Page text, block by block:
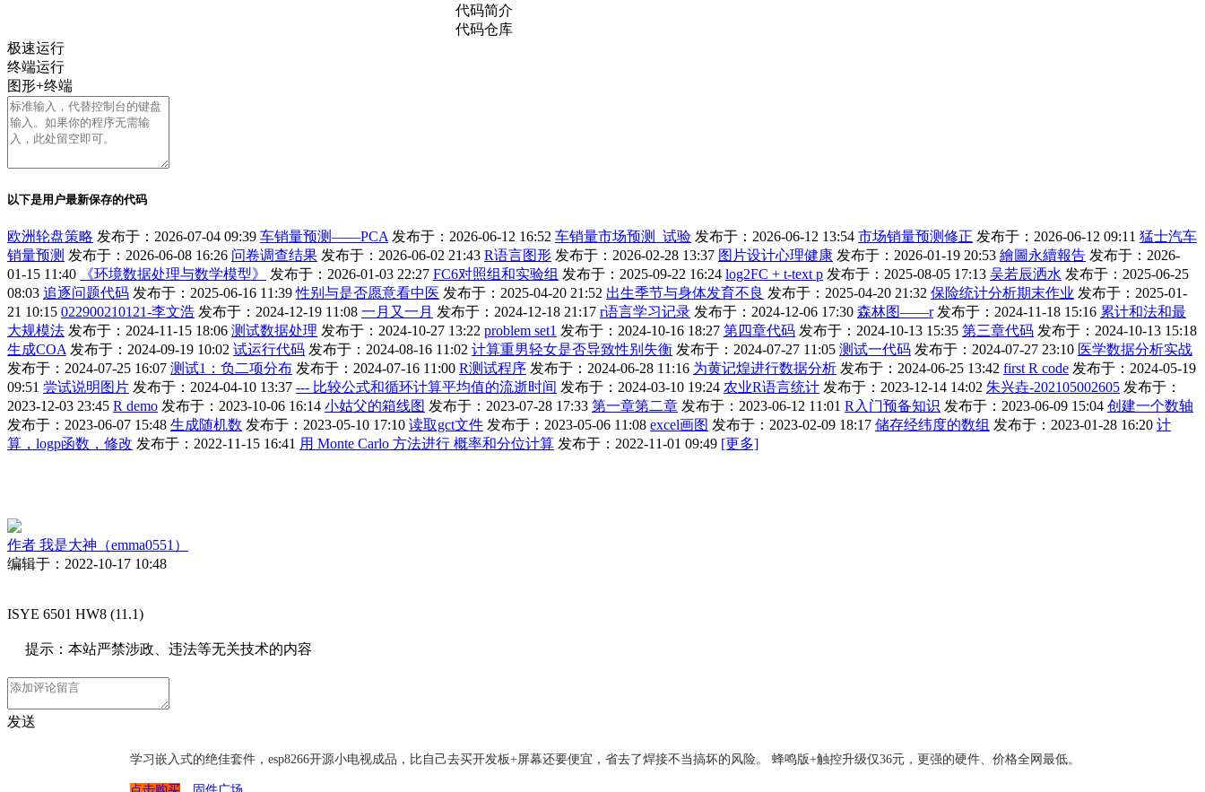
代码简介
代码仓库
极速运行
终端运行
图形+终端
以下是用户最新保存的代码
欧洲轮盘策略 发布于：2026-07-04 09:39 车销量预测——PCA 发布于：2026-06-12 16:52 车销量市场预测_试验 发布于：2026-06-12 13:54 市场销量预测修正 发布于：2026-06-12 09:11 猛士汽车
销量预测 发布于：2026-06-08 16:26 问卷调查结果 发布于：2026-06-02 21:43 R语言图形 发布于：2026-02-28 13:37 图片设计心理健康 发布于：2026-01-19 20:53 繪圖永續報告 发布于：2026-
01-15 11:40
《环境数据处理与数学模型》 发布于：2026-01-03 22:27 FC6对照组和实验组 发布于：2025-09-22 16:24 log2FC + t-text p 发布于：2025-08-05 17:13 吴若辰洒水 发布于：2025-06-25
08:03 追逐问题代码 发布于：2025-06-16 11:39 性别与是否愿意看中医 发布于：2025-04-20 21:52 出生季节与身体发育不良 发布于：2025-04-20 21:32 保险统计分析期末作业 发布于：2025-01-
21 10:15 022900210121-李文浩 发布于：2024-12-19 11:08 一月又一月 发布于：2024-12-18 21:17 r语言学习记录 发布于：2024-12-06 17:30 森林图——r 发布于：2024-11-18 15:16 累计和法和最
大规模法 发布于：2024-11-15 18:06 测试数据处理 发布于：2024-10-27 13:22 problem set1 发布于：2024-10-16 18:27 第四章代码 发布于：2024-10-13 15:35 第三章代码 发布于：2024-10-13 15:18
生成COA 发布于：2024-09-19 10:02 试运行代码 发布于：2024-08-16 11:02 计算重男轻女是否导致性别失衡 发布于：2024-07-27 11:05 测试一代码 发布于：2024-07-27 23:10 医学数据分析实战
发布于：2024-07-25 16:07 测试1：负二项分布 发布于：2024-07-16 11:00 R测试程序 发布于：2024-06-28 11:16 为黄记煌进行数据分析 发布于：2024-06-25 13:42 first R code 发布于：2024-05-19
09:51 尝试说明图片 发布于：2024-04-10 13:37 --- 比较公式和循环计算平均值的流逝时间 发布于：2024-03-10 19:24 农业R语言统计 发布于：2023-12-14 14:02 朱兴垚-202105002605 发布于：
2023-12-03 23:45 R demo 发布于：2023-10-06 16:14 小姑父的箱线图 发布于：2023-07-28 17:33 第一章第二章 发布于：2023-06-12 11:01 R入门预备知识 发布于：2023-06-09 15:04 创建一个数轴
发布于：2023-06-07 15:48 生成随机数 发布于：2023-05-10 17:10 读取gct文件 发布于：2023-05-06 11:08 excel画图 发布于：2023-02-09 18:17 储存经纬度的数组 发布于：2023-01-28 16:20 计
算，logp函数，修改 发布于：2022-11-15 16:41 用 Monte Carlo 方法进行 概率和分位计算 发布于：2022-11-01 09:49 [更多]
作者 我是大神（emma0551）
编辑于：2022-10-17 10:48
ISYE 6501 HW8 (11.1)
提示：本站严禁涉政、违法等无关技术的内容
发送
学习嵌入式的绝佳套件，esp8266开源小电视成品，比自己去买开发板+屏幕还要便宜，省去了焊接不当搞坏的风险。 蜂鸣版+触控升级仅36元，更强的硬件、价格全网最低。